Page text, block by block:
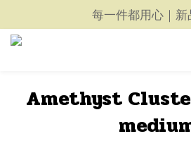
天然晶礦玉石飾品｜
每一件都用心｜新
天然晶礦玉石飾品｜
Amethyst